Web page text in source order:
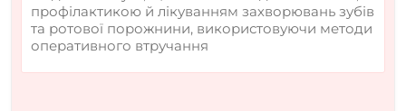
профілактикою й лікуванням захворювань зубів
та ротової порожнини, використовуючи методи
оперативного втручання